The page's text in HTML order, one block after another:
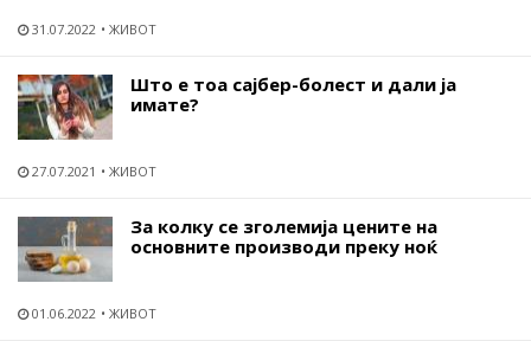
31.07.2022 ЖИВОТ
Што е тоа сајбер-болест и дали ја
имате?
27.07.2021 ЖИВОТ
За колку се зголемија цените на
основните производи преку ноќ
01.06.2022 ЖИВОТ